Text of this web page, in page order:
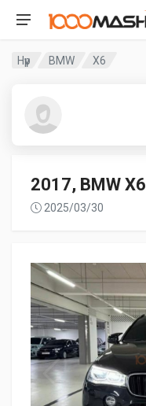
Нүүр BMW X6
2017, BMW X6
2025/03/30